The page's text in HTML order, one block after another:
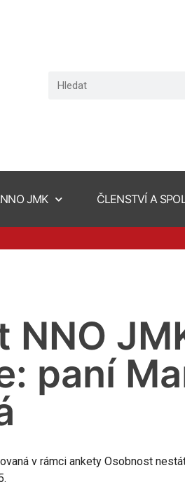
JMK ČLENSTVÍ A
NNO
paní
v rámci ankety Osobnost